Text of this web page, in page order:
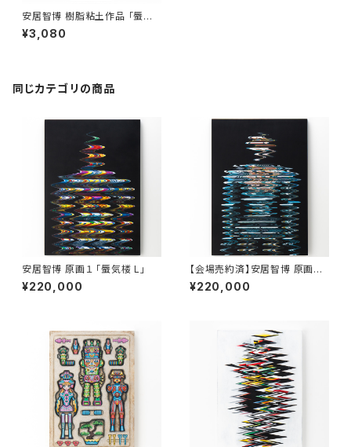
安居智博 樹脂粘土作品 「蜃気
楼」#70
¥3,080
同じカテゴリの商品
安居智博 原画１ 「蜃気楼 L」
¥220,000
【会場売約済】安居智博 原画２
「蜃気楼 R」
¥220,000